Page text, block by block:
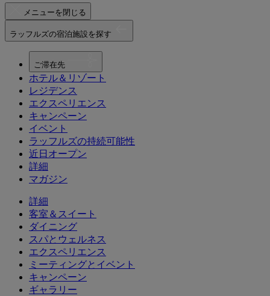
メニューを閉じる
ラッフルズの宿泊施設を探す
ご滞在先
ホテル＆リゾート
レジデンス
エクスペリエンス
キャンペーン
イベント
ラッフルズの持続可能性
近日オープン
詳細
マガジン
詳細
客室＆スイート
ダイニング
スパとウェルネス
エクスペリエンス
ミーティングとイベント
キャンペーン
ギャラリー